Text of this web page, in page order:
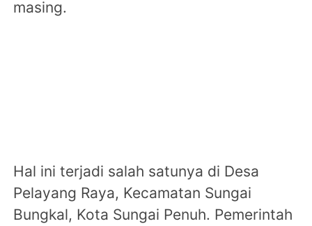
masing.
Hal ini terjadi salah satunya di Desa
Pelayang Raya, Kecamatan Sungai
Bungkal, Kota Sungai Penuh. Pemerintah